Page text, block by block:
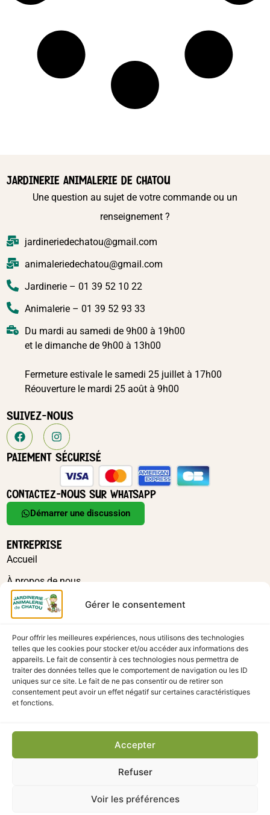
Gérer le consentement
Pour offrir les meilleures expériences, nous utilisons des technologies
telles que les cookies pour stocker et/ou accéder aux informations des
appareils. Le fait de consentir à ces technologies nous permettra de
traiter des données telles que le comportement de navigation ou les ID
uniques sur ce site. Le fait de ne pas consentir ou de retirer son
consentement peut avoir un effet négatif sur certaines caractéristiques
et fonctions.
Accepter
Refuser
Voir les préférences
SUIVEZ-NOUS
PAIEMENT SÉCURISÉ
CONTACTEZ-NOUS SUR WHATSAPP
Démarrer une discussion
ENTREPRISE
Accueil
À propos de nous
Actualités
La boutique
JARDINERIE ANIMALERIE DE CHATOU
Une question au sujet de votre commande ou un
renseignement ?
jardineriedechatou@gmail.com
animaleriedechatou@gmail.com
Jardinerie – 01 39 52 10 22
Animalerie – 01 39 52 93 33
Du mardi au samedi de 9h00 à 19h00
et le dimanche de 9h00 à 13h00
Fermeture estivale le samedi 25 juillet à 17h00
Réouverture le mardi 25 août à 9h00
©2025 - Jardinerie Animalerie de Chatou droits réservés.
Politique de confidentialité
Consentement